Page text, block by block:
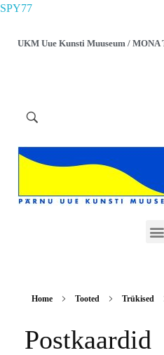
SPY77
UKM Uue Kunsti Muuseum / MONA
Home Tooted Trükised
Postkaardid